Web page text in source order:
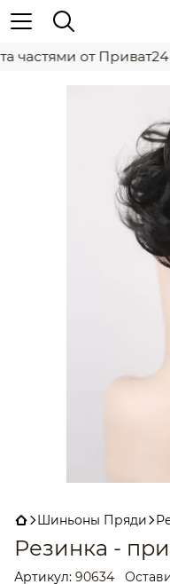
частями от Приват24
Шиньоны Пряди
Резинка -
Артикул: 90634